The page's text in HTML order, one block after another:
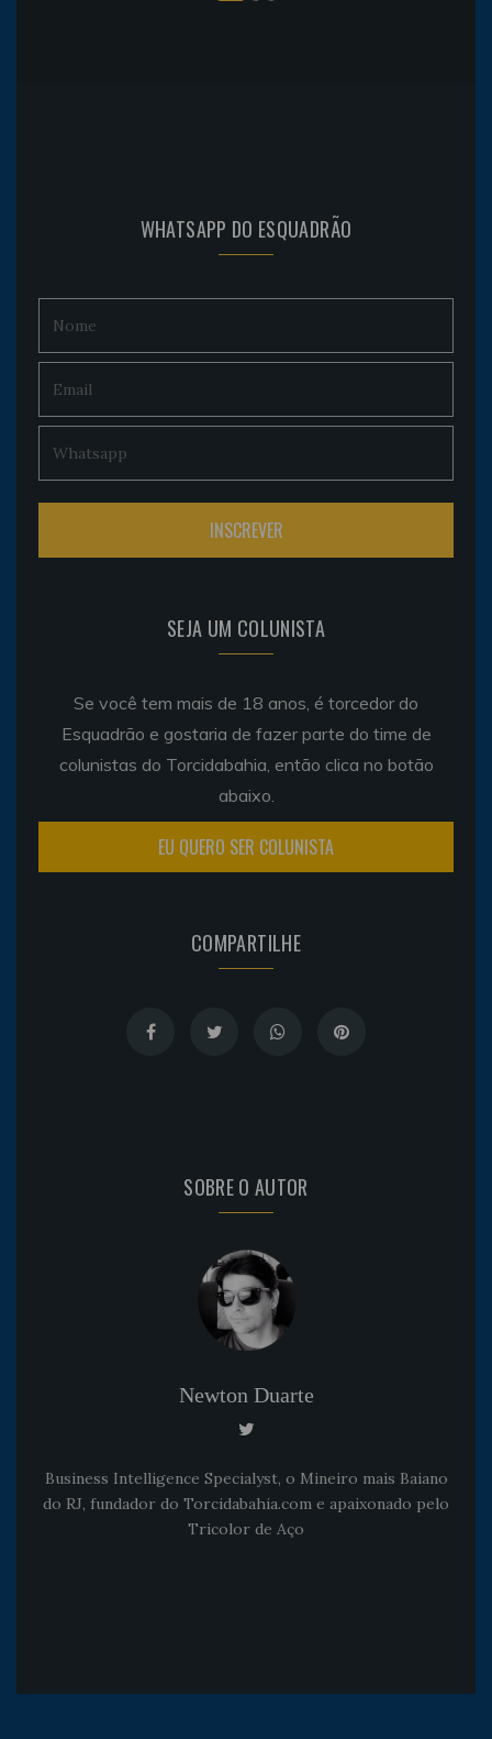
WHATSAPP DO ESQUADRÃO
SEJA UM COLUNISTA
Se você tem mais de 18 anos, é torcedor do
Esquadrão e gostaria de fazer parte do time de
colunistas do Torcidabahia, então clica no botão
abaixo.
EU QUERO SER COLUNISTA
COMPARTILHE
SOBRE O AUTOR
Newton Duarte
Business Intelligence Specialyst, o Mineiro mais Baiano
do RJ, fundador do Torcidabahia.com e apaixonado pelo
Tricolor de Aço